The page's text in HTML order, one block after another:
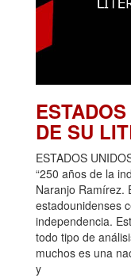
DE SU
ESTADOS
“250 años de la
Naranjo Ramírez.
estadounidenses
independencia.
todo tipo de
muchos es una
y